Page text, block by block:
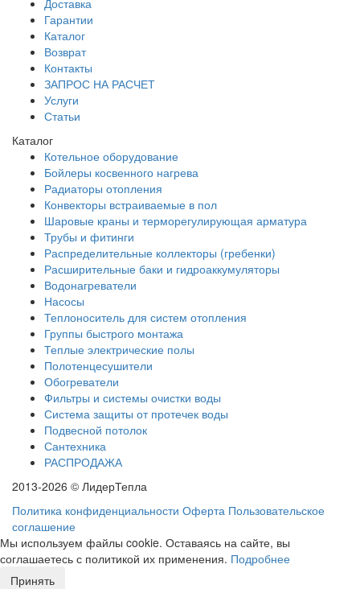
Гарантии
Каталог
Возврат
Контакты
ЗАПРОС НА РАСЧЕТ
Услуги
Статьи
Каталог
Котельное оборудование
Бойлеры косвенного нагрева
Радиаторы отопления
Конвекторы встраиваемые в пол
Шаровые краны и терморегулирующая арматура
Трубы и фитинги
Распределительные коллекторы (гребенки)
Расширительные баки и гидроаккумуляторы
Водонагреватели
Насосы
Теплоноситель для систем отопления
Группы быстрого монтажа
Теплые электрические полы
Полотенцесушители
Обогреватели
Фильтры и системы очистки воды
Система защиты от протечек воды
Подвесной потолок
Сантехника
РАСПРОДАЖА
2013-2026 © ЛидерТепла
Политика конфиденциальности Оферта Пользовательское
соглашение
Мы используем файлы cookie. Оставаясь на сайте, вы
соглашаетесь с политикой их применения. Подробнее
Принять